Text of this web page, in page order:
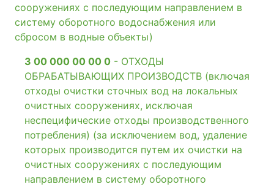
сооружениях с последующим направлением в
систему оборотного водоснабжения или
сбросом в водные объекты)
3 00 000 00 00 0 - ОТХОДЫ
ОБРАБАТЫВАЮЩИХ ПРОИЗВОДСТВ (включая
отходы очистки сточных вод на локальных
очистных сооружениях, исключая
неспецифические отходы производственного
потребления) (за исключением вод, удаление
которых производится путем их очистки на
очистных сооружениях с последующим
направлением в систему оборотного